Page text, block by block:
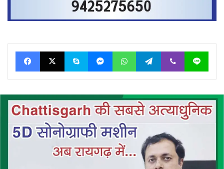
Facebook
X Skype MessengerWhatsAppTelegramViber Line